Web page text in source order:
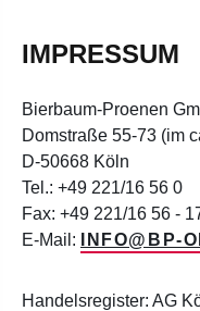
IMPRESSUM
Bierbaum-Proenen
Domstraße 55-73 (im
D-50668 Köln
Tel.: +49 221/16 56 0
Fax: +49 221/16 56 -
E-Mail:
INFO@BP-
Handelsregister: AG